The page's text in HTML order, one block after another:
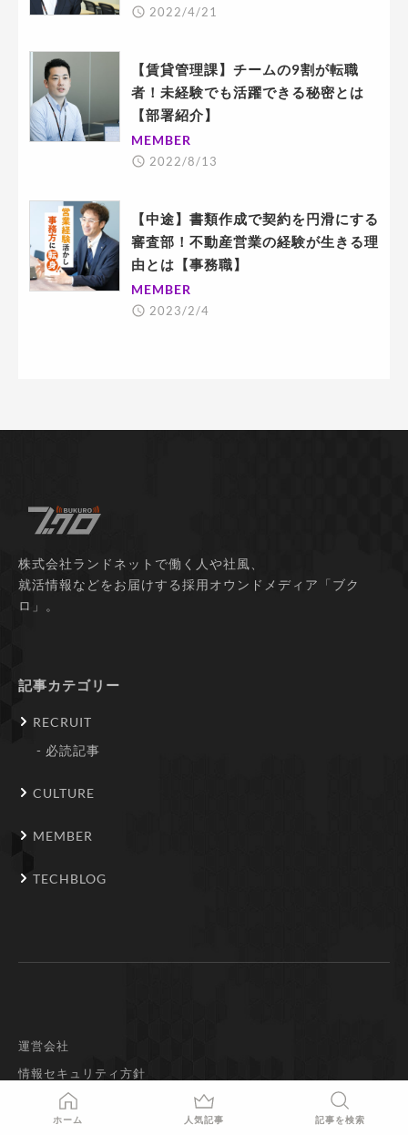
ホーム 人気記事 記事を検索
2022/4/21
【賃貸管理課】チームの9割が転職
者！未経験でも活躍できる秘密とは
【部署紹介】
MEMBER
2022/8/13
【中途】書類作成で契約を円滑にする
審査部！不動産営業の経験が生きる理
由とは【事務職】
MEMBER
2023/2/4
株式会社ランドネットで働く人や社風、
就活情報などをお届けする採用オウンドメディア「ブク
ロ」。
記事カテゴリー
RECRUIT
必読記事
CULTURE
MEMBER
TECHBLOG
運営会社
情報セキュリティ方針
プライバシーポリシー
個人情報の取り扱いについて